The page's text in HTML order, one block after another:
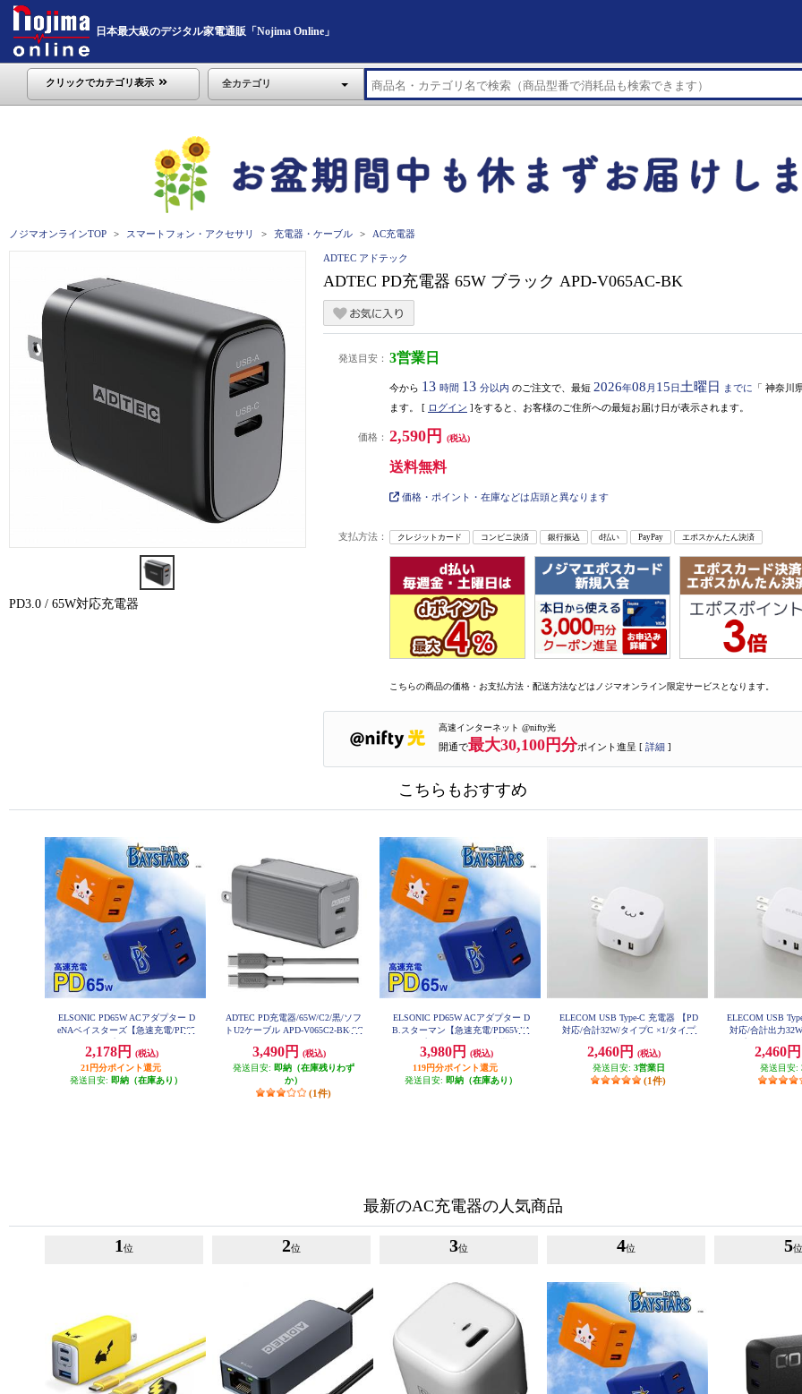
日本最大級のデジタル家電通販「Nojima Online」
クリックでカテゴリ表示 全カテゴリ
ノジマオンラインTOP スマートフォン・アクセサリ 充電器・ケーブル AC充電器
PD3.0 / 65W対応充電器
ADTEC アドテック
ADTEC PD充電器 65W ブラック APD-V065AC-BK
発送目安： 3営業日
今から 13 時間 13 分以内 のご注文で、最短 2026年08 月 15日 土曜日 までに 「 神奈川
ます。 [ ログイン ]をすると、お客様のご住所への最短お届け日が表示されます。
価格： 2,590円 (税込)
送料無料
価格・ポイント・在庫などは店頭と異なります
支払方法： クレジットカード コンビニ決済 銀行振込 d払い PayPay エポスかんたん決済
こちらの商品の価格・お支払方法・配送方法などはノジマオンライン限定サービスとなります。
高速インターネット @nifty光
開通で最大30,100円分ポイント進呈 [ 詳細 ]
こちらもおすすめ
ELSONIC PD65W ACアダプター D
eNAベイスターズ【急速充電/PD65
帯、iPad】 EC-PD65WAB
2,178円
(税込)
21円分ポイント還元
発送目安: 即納（在庫あり）
ADTEC PD充電器/65W/C2/黒/ソフ
トU2ケーブル APD-V065C2-BK-SC
3,490円
(税込)
発送目安: 即納（在庫残りわず
か）
(1件)
ELSONIC PD65W ACアダプター D
B.スターマン【急速充電/PD65W/A
d】 EC-PD65WAS
3,980円
(税込)
119円分ポイント還元
発送目安: 即納（在庫あり）
ELECOM USB Type-C 充電器 【PD
対応/合計32W/タイプC ×1/タイプ
フェイス】 MPA-ACCP20WF
2,460円
(税込)
発送目安: 3営業日
(1件)
ELECOM USB
対応/合計出力
イト】 MPA-
2,460
発送目安:
最新のAC充電器の人気商品
1 位 2位 3位 4位 5位